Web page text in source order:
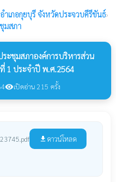
อำเภอกุยบุรี จังหวัดประจวบคีรีขันธ์›
มสภา
ะชุมสภาองค์การบริหารส่วน
1 ประจำปี พ.ศ.2564
visibilityเปิดอ่าน 215 ครั้ง
file_download ดาวน์โหลด